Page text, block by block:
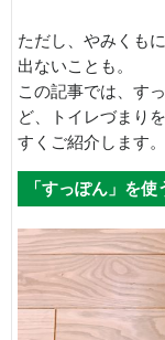
ただし、やみくも
出ないことも。
この記事では、す
ど、トイレづまり
すくご紹介します。
「すっぽん」を